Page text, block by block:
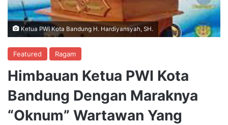
Ketua PWI Kota Bandung H. Hardiyansyah, SH.
Featured Ragam
Himbauan Ketua PWI Kota
Bandung Dengan Maraknya
“Oknum” Wartawan Yang